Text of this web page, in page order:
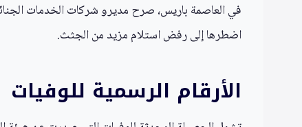
في العاصمة باريس، صرح مديرو شركات الخدمات
اضطرها إلى رفض استلام مزيد من الجثث.
الأرقام الرسمية للوفيات